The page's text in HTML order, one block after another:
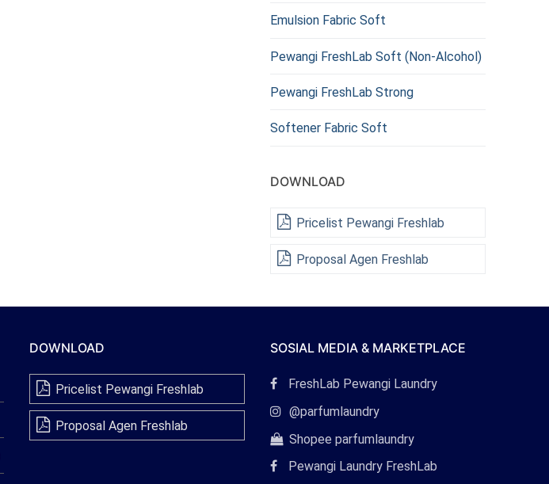
Emulsion Fabric Soft
Pewangi FreshLab Soft (Non-Alcohol)
Pewangi FreshLab Strong
Softener Fabric Soft
DOWNLOAD
Pricelist Pewangi Freshlab
Proposal Agen Freshlab
DOWNLOAD
Pricelist Pewangi Freshlab
Proposal Agen Freshlab
SOSIAL MEDIA & MARKETPLACE
Tautan
Facebook
FreshLab Pewangi Laundry
Tautan
Instagram
@parfumlaundry
Tautan
Shopee
Shopee parfumlaundry
Pewangi Laundry FreshLab